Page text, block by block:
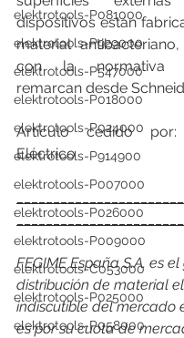
elektrotools-P081000
elektrotools-P929000
elektrotools-P547000
elektrotools-P018000
elektrotools-P024000
elektrotools-P914900
elektrotools-P007000
elektrotools-P026000
elektrotools-P009000
elektrotools-C053000
elektrotools-P025000
elektrotools-P058000
dispositivos están
material
con la normativa
remarcan desde
Artículo cedido
Eléctrico
FEGIME España S.A. es
distribución de material
indiscutible del mercado
es por su cuota de